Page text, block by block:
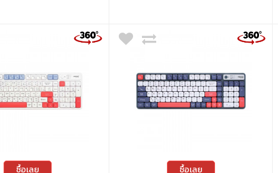
ซื้อเลย ซื้อเลย